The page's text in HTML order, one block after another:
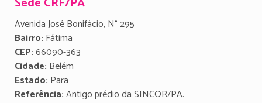
Avenida José Bonifácio, N° 295
Bairro: Fátima
CEP:66090-363
Cidade: Belém
Estado: Para
Referência:Antigo prédio da SINCOR/PA.